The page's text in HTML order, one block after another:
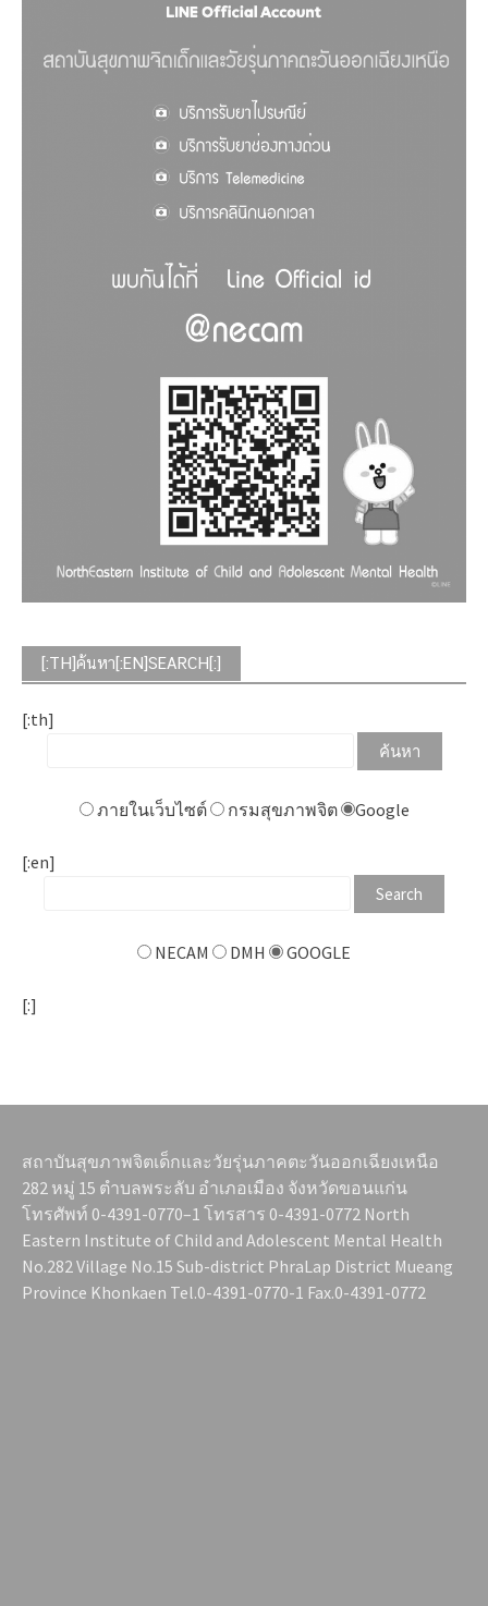
[:TH]ค้นหา[:EN]SEARCH[:]
[:th]
ภายในเว็บไซต์ กรมสุขภาพจิต Google
[:en]
NECAM DMH GOOGLE
[:]
สถาบันสุขภาพจิตเด็กและวัยรุ่นภาคตะวันออกเฉียงเหนือ
282 หมู่ 15 ตำบลพระลับ อำเภอเมือง จังหวัดขอนแก่น
โทรศัพท์ 0-4391-0770–1 โทรสาร 0-4391-0772 North
Eastern Institute of Child and Adolescent Mental Health
No.282 Village No.15 Sub-district PhraLap District Mueang
Province Khonkaen Tel.0-4391-0770-1 Fax.0-4391-0772